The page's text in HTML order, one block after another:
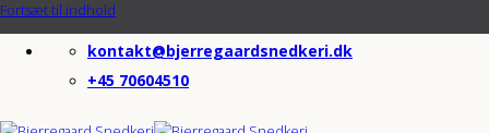
Fortsæt til indhold
kontakt@bjerregaardsnedkeri.dk
+45 70604510